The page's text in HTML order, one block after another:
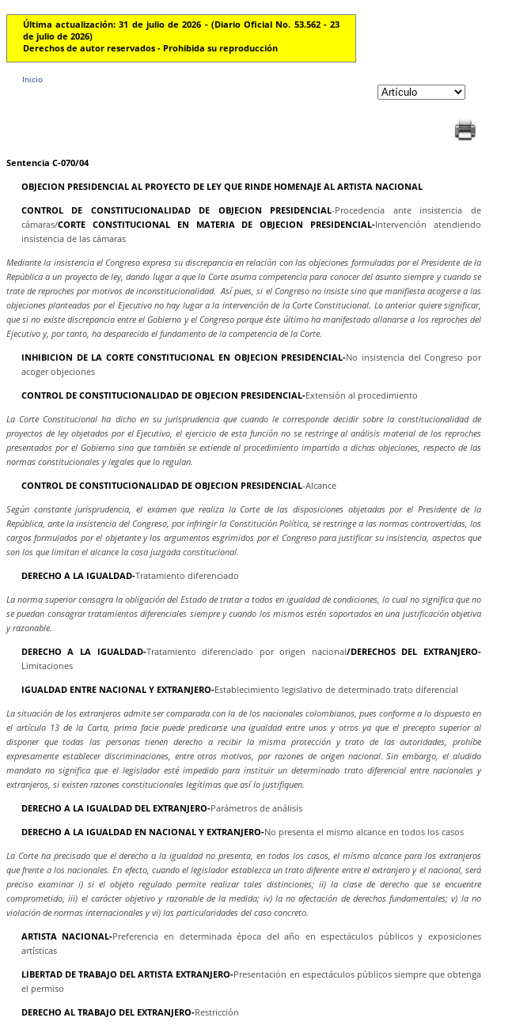
Última actualización: 31 de julio de 2026 - (Diario Oficial No. 53.562 - 23
de julio de 2026)
Derechos de autor reservados - Prohibida su reproducción
Inicio
Sentencia C-070/04
OBJECION PRESIDENCIAL AL PROYECTO DE LEY QUE RINDE HOMENAJE AL ARTISTA NACIONAL
CONTROL DE CONSTITUCIONALIDAD DE OBJECION PRESIDENCIAL-Procedencia ante insistencia de
cámaras/CORTE CONSTITUCIONAL EN MATERIA DE OBJECION PRESIDENCIAL-Intervención atendiendo
insistencia de las cámaras
Mediante la insistencia el Congreso expresa su discrepancia en relación con las objeciones formuladas por el Presidente de la
República a un proyecto de ley, dando lugar a que la Corte asuma competencia para conocer del asunto siempre y cuando se
trate de reproches por motivos de inconstitucionalidad. Así pues, si el Congreso no insiste sino que manifiesta acogerse a las
objeciones planteadas por el Ejecutivo no hay lugar a la intervención de la Corte Constitucional. Lo anterior quiere significar,
que si no existe discrepancia entre el Gobierno y el Congreso porque éste último ha manifestado allanarse a los reproches del
Ejecutivo y, por tanto, ha desparecido el fundamento de la competencia de la Corte.
INHIBICION DE LA CORTE CONSTITUCIONAL EN OBJECION PRESIDENCIAL-No insistencia del Congreso por
acoger objeciones
CONTROL DE CONSTITUCIONALIDAD DE OBJECION PRESIDENCIAL-Extensión al procedimiento
La Corte Constitucional ha dicho en su jurisprudencia que cuando le corresponde decidir sobre la constitucionalidad de
proyectos de ley objetados por el Ejecutivo, el ejercicio de esta función no se restringe al análisis material de los reproches
presentados por el Gobierno sino que también se extiende al procedimiento impartido a dichas objeciones, respecto de las
normas constitucionales y legales que lo regulan.
CONTROL DE CONSTITUCIONALIDAD DE OBJECION PRESIDENCIAL-Alcance
Según constante jurisprudencia, el examen que realiza la Corte de las disposiciones objetadas por el Presidente de la
República, ante la insistencia del Congreso, por infringir la Constitución Política, se restringe a las normas controvertidas, los
cargos formulados por el objetante y los argumentos esgrimidos por el Congreso para justificar su insistencia, aspectos que
son los que limitan el alcance la cosa juzgada constitucional.
DERECHO A LA IGUALDAD-Tratamiento diferenciado
La norma superior consagra la obligación del Estado de tratar a todos en igualdad de condiciones, lo cual no significa que no
se puedan consagrar tratamientos diferenciales siempre y cuando los mismos estén soportados en una justificación objetiva
y razonable.
DERECHO A LA IGUALDAD-Tratamiento diferenciado por origen nacional/DERECHOS DEL EXTRANJERO-
Limitaciones
IGUALDAD ENTRE NACIONAL Y EXTRANJERO-Establecimiento legislativo de determinado trato diferencial
La situación de los extranjeros admite ser comparada con la de los nacionales colombianos, pues conforme a lo dispuesto en
el artículo 13 de la Carta, prima facie puede predicarse una igualdad entre unos y otros ya que el precepto superior al
disponer que todas las personas tienen derecho a recibir la misma protección y trato de las autoridades, prohíbe
expresamente establecer discriminaciones, entre otros motivos, por razones de origen nacional. Sin embargo, el aludido
mandato no significa que el legislador esté impedido para instituir un determinado trato diferencial entre nacionales y
extranjeros, si existen razones constitucionales legítimas que así lo justifiquen.
DERECHO A LA IGUALDAD DEL EXTRANJERO-Parámetros de análisis
DERECHO A LA IGUALDAD EN NACIONAL Y EXTRANJERO-No presenta el mismo alcance en todos los casos
La Corte ha precisado que el derecho a la igualdad no presenta, en todos los casos, el mismo alcance para los extranjeros
que frente a los nacionales. En efecto, cuando el legislador establezca un trato diferente entre el extranjero y el nacional, será
preciso examinar i) si el objeto regulado permite realizar tales distinciones; ii) la clase de derecho que se encuentre
comprometido; iii) el carácter objetivo y razonable de la medida; iv) la no afectación de derechos fundamentales; v) la no
violación de normas internacionales y vi) las particularidades del caso concreto.
ARTISTA NACIONAL-Preferencia en determinada época del año en espectáculos públicos y exposiciones
artísticas
LIBERTAD DE TRABAJO DEL ARTISTA EXTRANJERO-Presentación en espectáculos públicos siempre que obtenga
el permiso
DERECHO AL TRABAJO DEL EXTRANJERO-Restricción